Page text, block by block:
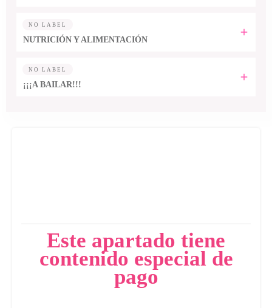
Este apartado tiene
contenido especial de
pago
NO LABEL
NUTRICIÓN Y ALIMENTACIÓN
NO LABEL
¡¡¡A BAILAR!!!